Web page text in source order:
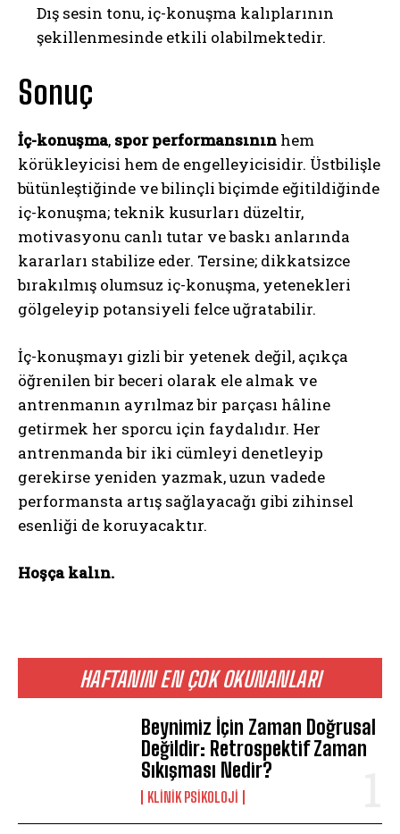
Gizlilik politikasınıokudum, onaylıyorum.
HAFTANIN EN ÇOK OKUNANLARI
Beynimiz İçin Zaman Doğrusal
Değildir: Retrospektif Zaman
Sıkışması Nedir?
KLINIK PSIKOLOJI
Dış sesin tonu, iç-konuşma kalıplarının
şekillenmesinde etkili olabilmektedir.
Sonuç
İç-konuşma, spor performansının hem
körükleyicisi hem de engelleyicisidir. Üstbilişle
bütünleştiğinde ve bilinçli biçimde eğitildiğinde
iç-konuşma; teknik kusurları düzeltir,
motivasyonu canlı tutar ve baskı anlarında
kararları stabilize eder. Tersine; dikkatsizce
bırakılmış olumsuz iç-konuşma, yetenekleri
gölgeleyip potansiyeli felce uğratabilir.
İç-konuşmayı gizli bir yetenek değil, açıkça
öğrenilen bir beceri olarak ele almak ve
antrenmanın ayrılmaz bir parçası hâline
getirmek her sporcu için faydalıdır. Her
antrenmanda bir iki cümleyi denetleyip
gerekirse yeniden yazmak, uzun vadede
performansta artış sağlayacağı gibi zihinsel
esenliği de koruyacaktır.
Hoşça kalın.